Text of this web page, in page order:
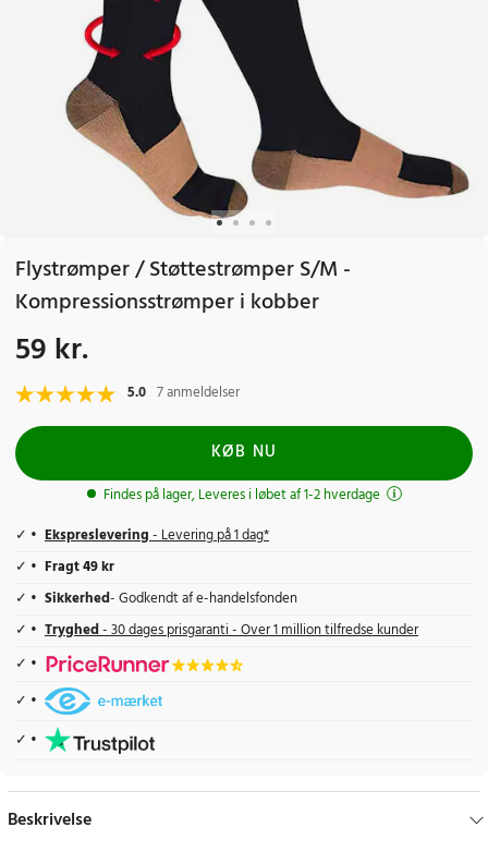
Flystrømper / Støttestrømper S/M -
Kompressionsstrømper i kobber
Pris: 59 kr.
59 kr.
5.0 7 anmeldelser
KØB NU
Findes på lager, Leveres i løbet af 1-2 hverdage
Ekspreslevering- Levering på 1 dag*
Fragt 49 kr
Sikkerhed- Godkendt af e-handelsfonden
Tryghed- 30 dages prisgaranti - Over 1 million tilfredse kunder
Beskrivelse